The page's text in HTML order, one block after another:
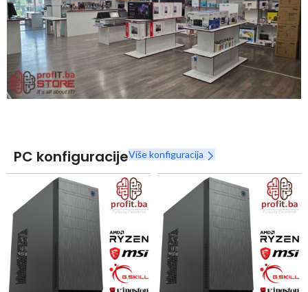
Nova Ryzen 7000 serija
Naruči
PC konfiguracijeViše konfiguracija